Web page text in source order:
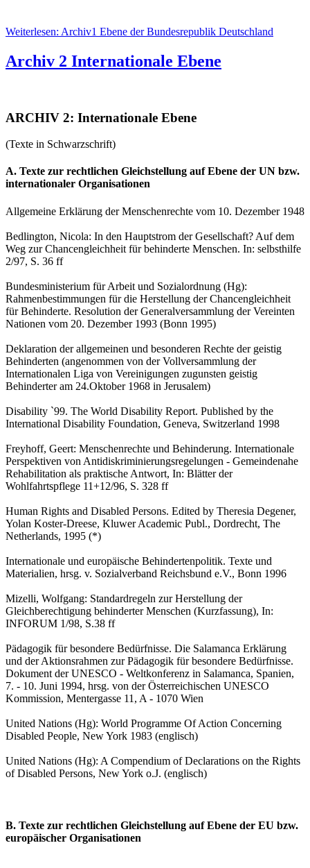
Weiterlesen: Archiv1 Ebene der Bundesrepublik Deutschland
Archiv 2 Internationale Ebene
ARCHIV 2: Internationale Ebene
(Texte in Schwarzschrift)
A. Texte zur rechtlichen Gleichstellung auf Ebene der UN bzw.
internationaler Organisationen
Allgemeine Erklärung der Menschenrechte vom 10. Dezember 1948
Bedlington, Nicola: In den Hauptstrom der Gesellschaft? Auf dem
Weg zur Chancengleichheit für behinderte Menschen. In: selbsthilfe
2/97, S. 36 ff
Bundesministerium für Arbeit und Sozialordnung (Hg):
Rahmenbestimmungen für die Herstellung der Chancengleichheit
für Behinderte. Resolution der Generalversammlung der Vereinten
Nationen vom 20. Dezember 1993 (Bonn 1995)
Deklaration der allgemeinen und besonderen Rechte der geistig
Behinderten (angenommen von der Vollversammlung der
Internationalen Liga von Vereinigungen zugunsten geistig
Behinderter am 24.Oktober 1968 in Jerusalem)
Disability `99. The World Disability Report. Published by the
International Disability Foundation, Geneva, Switzerland 1998
Freyhoff, Geert: Menschenrechte und Behinderung. Internationale
Perspektiven von Antidiskriminierungsregelungen - Gemeindenahe
Rehabilitation als praktische Antwort, In: Blätter der
Wohlfahrtspflege 11+12/96, S. 328 ff
Human Rights and Disabled Persons. Edited by Theresia Degener,
Yolan Koster-Dreese, Kluwer Academic Publ., Dordrecht, The
Netherlands, 1995 (*)
Internationale und europäische Behindertenpolitik. Texte und
Materialien, hrsg. v. Sozialverband Reichsbund e.V., Bonn 1996
Mizelli, Wolfgang: Standardregeln zur Herstellung der
Gleichberechtigung behinderter Menschen (Kurzfassung), In:
INFORUM 1/98, S.38 ff
Pädagogik für besondere Bedürfnisse. Die Salamanca Erklärung
und der Aktionsrahmen zur Pädagogik für besondere Bedürfnisse.
Dokument der UNESCO - Weltkonferenz in Salamanca, Spanien,
7. - 10. Juni 1994, hrsg. von der Österreichischen UNESCO
Kommission, Mentergasse 11, A - 1070 Wien
United Nations (Hg): World Programme Of Action Concerning
Disabled People, New York 1983 (englisch)
United Nations (Hg): A Compendium of Declarations on the Rights
of Disabled Persons, New York o.J. (englisch)
B. Texte zur rechtlichen Gleichstellung auf Ebene der EU bzw.
europäischer Organisationen